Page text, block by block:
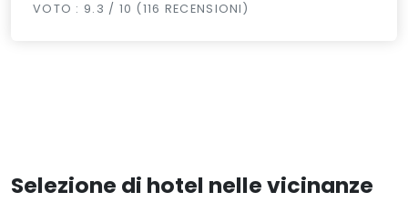
VOTO : 9.3 / 10 (116 RECENSIONI)
Selezione di hotel nelle vicinanze